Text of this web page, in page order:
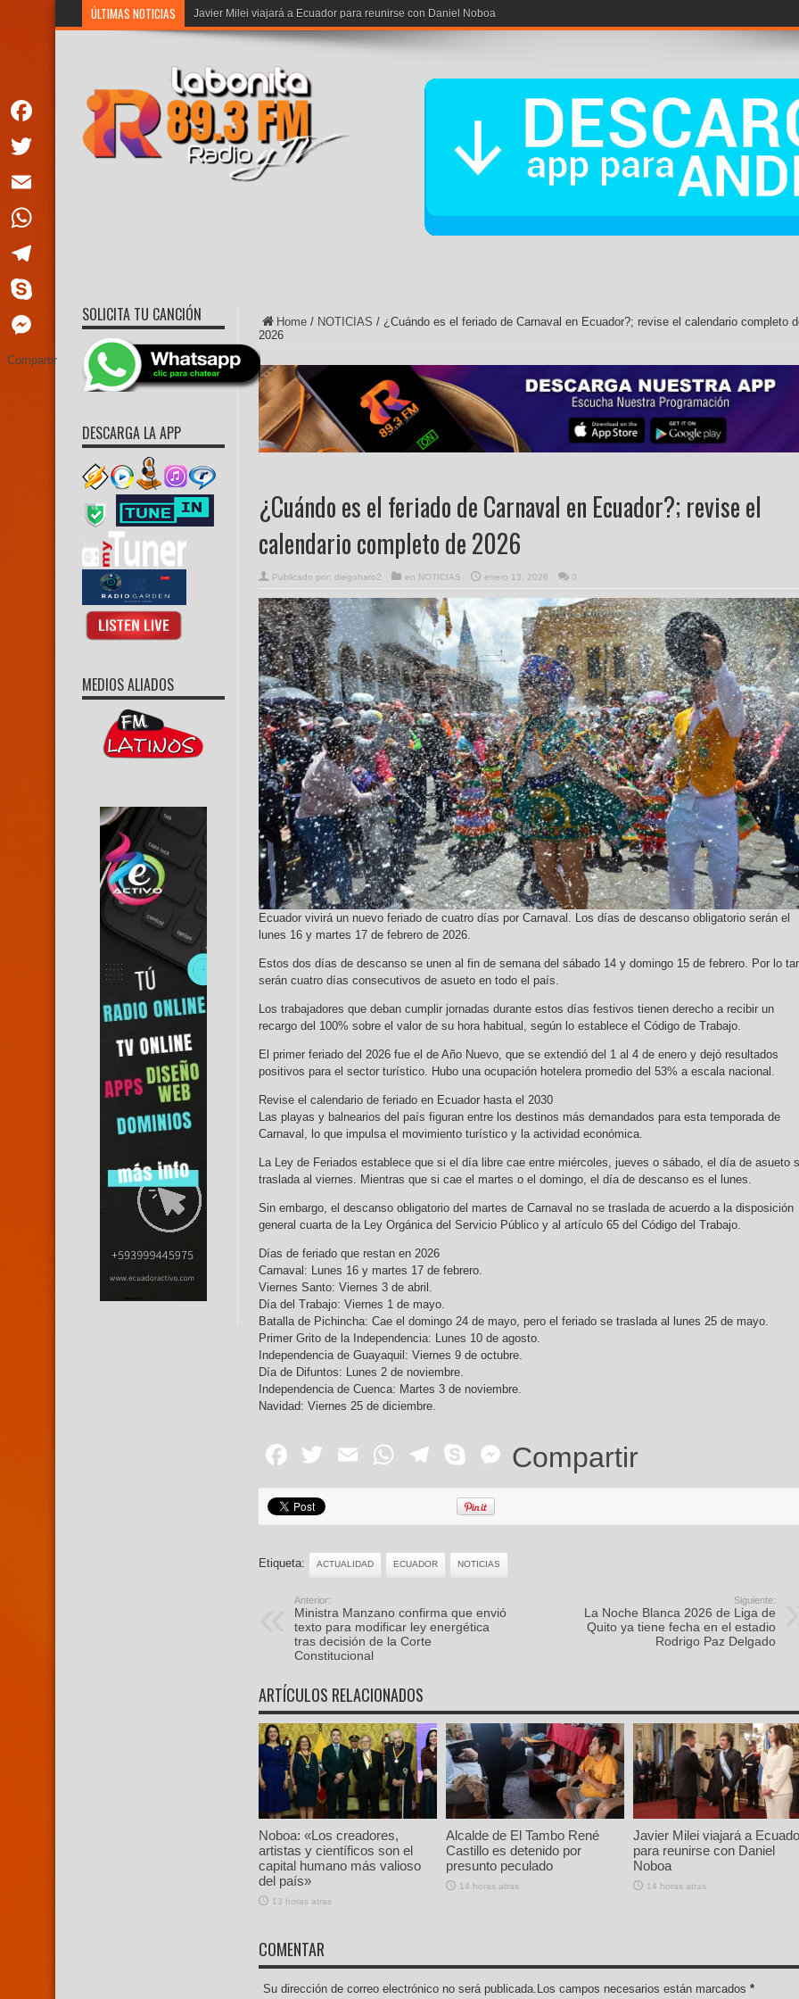
ÚLTIMAS NOTICIAS Javier Milei viajará a Ecuador para reunirse con Daniel Noboa
Home / NOTICIAS / ¿Cuándo es el feriado de Carnaval en Ecuador?; revise el calendario completo
2026
¿Cuándo es el feriado de Carnaval en Ecuador?; revise el
calendario completo de 2026
Publicado por: diegoharo2 en NOTICIAS enero 13, 2026 0
Ecuador vivirá un nuevo feriado de cuatro días por Carnaval. Los días de descanso obligatorio serán el
lunes 16 y martes 17 de febrero de 2026.
Estos dos días de descanso se unen al fin de semana del sábado 14 y domingo 15 de febrero. Por lo
serán cuatro días consecutivos de asueto en todo el país.
Los trabajadores que deban cumplir jornadas durante estos días festivos tienen derecho a recibir un
recargo del 100% sobre el valor de su hora habitual, según lo establece el Código de Trabajo.
El primer feriado del 2026 fue el de Año Nuevo, que se extendió del 1 al 4 de enero y dejó resultados
positivos para el sector turístico. Hubo una ocupación hotelera promedio del 53% a escala nacional.
Revise el calendario de feriado en Ecuador hasta el 2030
Las playas y balnearios del país figuran entre los destinos más demandados para esta temporada de
Carnaval, lo que impulsa el movimiento turístico y la actividad económica.
La Ley de Feriados establece que si el día libre cae entre miércoles, jueves o sábado, el día de asueto
traslada al viernes. Mientras que si cae el martes o el domingo, el día de descanso es el lunes.
Sin embargo, el descanso obligatorio del martes de Carnaval no se traslada de acuerdo a la disposición
general cuarta de la Ley Orgánica del Servicio Público y al artículo 65 del Código del Trabajo.
Días de feriado que restan en 2026
Carnaval: Lunes 16 y martes 17 de febrero.
Viernes Santo: Viernes 3 de abril.
Día del Trabajo: Viernes 1 de mayo.
Batalla de Pichincha: Cae el domingo 24 de mayo, pero el feriado se traslada al lunes 25 de mayo.
Primer Grito de la Independencia: Lunes 10 de agosto.
Independencia de Guayaquil: Viernes 9 de octubre.
Día de Difuntos: Lunes 2 de noviembre.
Independencia de Cuenca: Martes 3 de noviembre.
Navidad: Viernes 25 de diciembre.
Facebook
Twitter
EmailWhatsApp
Telegram
SkypeMessenger
Compartir
Etiqueta: ACTUALIDAD ECUADOR NOTICIAS
Anterior:
Ministra Manzano confirma que envió
texto para modificar ley energética
tras decisión de la Corte
Constitucional
Siguiente:
La Noche Blanca 2026 de Liga de
Quito ya tiene fecha en el estadio
Rodrigo Paz Delgado
ARTÍCULOS RELACIONADOS
Noboa: «Los creadores,
artistas y científicos son el
capital humano más valioso
del país»
13 horas atras
Alcalde de El Tambo René
Castillo es detenido por
presunto peculado
14 horas atras
Javier Milei viajará a
para reunirse con Daniel
Noboa
14 horas atras
COMENTAR
Su dirección de correo electrónico no será publicada.Los campos necesarios están marcados *
SOLICITA TU CANCIÓN
DESCARGA LA APP
MEDIOS ALIADOS
Facebook
Twitter
Email
WhatsApp
Telegram
Skype
Messenger
Compartir